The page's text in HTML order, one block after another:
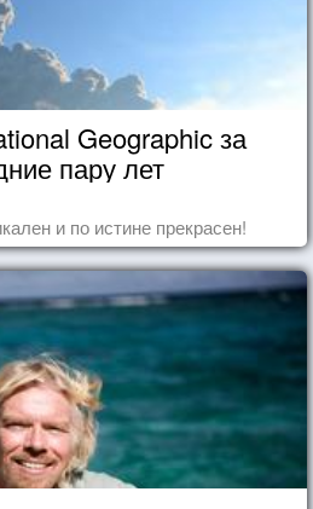
Geographic за
пару лет
и по истине прекрасен!